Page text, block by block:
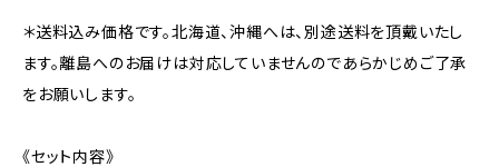
＊送料込み価格です。北海道、沖縄へは、別途送料を頂戴いたし
ます。離島へのお届けは対応していませんのであらかじめご了承
をお願いします。
《セット内容》